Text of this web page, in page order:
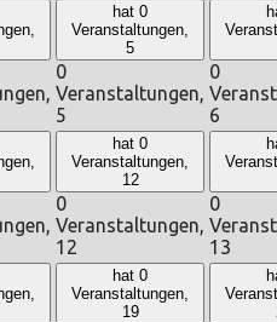
hat 0
Veranstaltungen,
5
0
Veranstaltungen,
5
0
6
hat 0
Veranstaltungen,
12
0
Veranstaltungen,
12
0
13
hat 0
Veranstaltungen,
19